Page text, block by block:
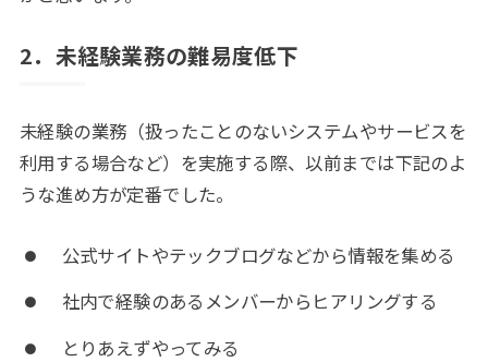
2．未経験業務の難易度低下
未経験の業務（扱ったことのないシステムやサービスを
利用する場合など）を実施する際、以前までは下記のよ
うな進め方が定番でした。
公式サイトやテックブログなどから情報を集める
社内で経験のあるメンバーからヒアリングする
とりあえずやってみる